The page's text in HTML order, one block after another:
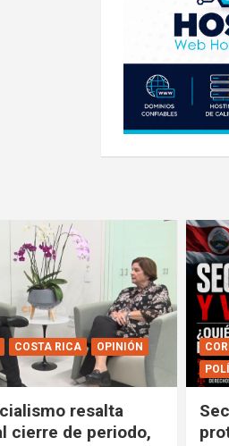
COSTA RICA
OPINIÓN
resalta
cierre de periodo,